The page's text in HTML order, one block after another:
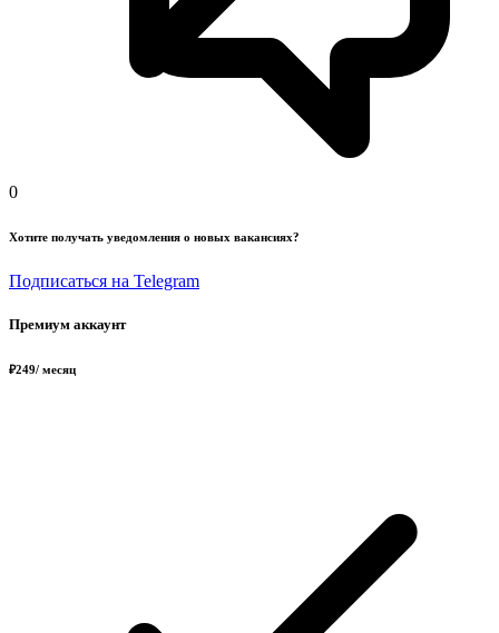
0
Хотите получать уведомления о новых вакансиях?
Подписаться на Telegram
Премиум аккаунт
₽249/ месяц